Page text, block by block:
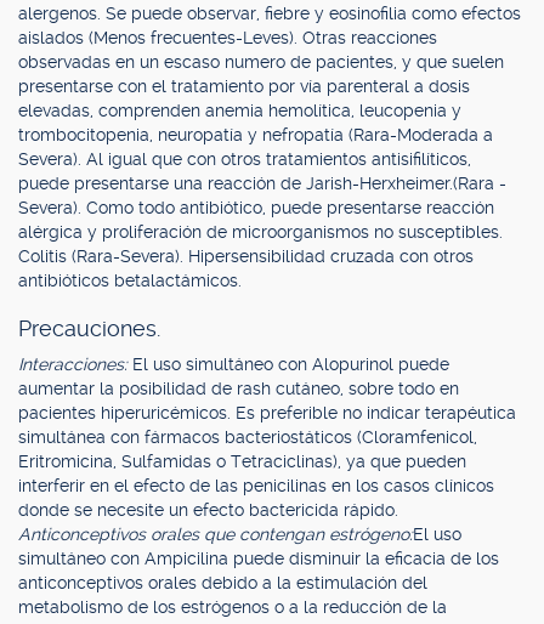
alergenos. Se puede observar, fiebre y eosinofilia como efectos
aislados (Menos frecuentes-Leves). Otras reacciones
observadas en un escaso numero de pacientes, y que suelen
presentarse con el tratamiento por vía parenteral a dosis
elevadas, comprenden anemia hemolítica, leucopenia y
trombocitopenia, neuropatía y nefropatía (Rara-Moderada a
Severa). Al igual que con otros tratamientos antisifilíticos,
puede presentarse una reacción de Jarish-Herxheimer.(Rara -
Severa). Como todo antibiótico, puede presentarse reacción
alérgica y proliferación de microorganismos no susceptibles.
Colitis (Rara-Severa). Hipersensibilidad cruzada con otros
antibióticos betalactámicos.
Precauciones.
Interacciones: El uso simultáneo con Alopurinol puede
aumentar la posibilidad de rash cutáneo, sobre todo en
pacientes hiperuricémicos. Es preferible no indicar terapéutica
simultánea con fármacos bacteriostáticos (Cloramfenicol,
Eritromicina, Sulfamidas o Tetraciclinas), ya que pueden
interferir en el efecto de las penicilinas en los casos clínicos
donde se necesite un efecto bactericida rápido.
Anticonceptivos orales que contengan estrógeno:El uso
simultáneo con Ampicilina puede disminuir la eficacia de los
anticonceptivos orales debido a la estimulación del
metabolismo de los estrógenos o a la reducción de la